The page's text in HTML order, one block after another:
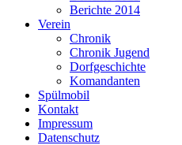
Berichte 2014
Verein
Chronik
Chronik Jugend
Dorfgeschichte
Komandanten
Spülmobil
Kontakt
Impressum
Datenschutz